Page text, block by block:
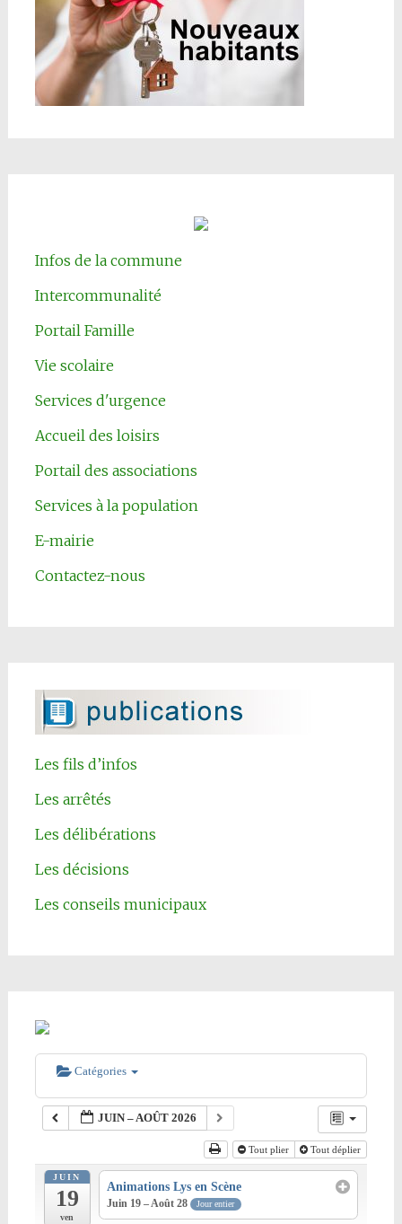
Infos de la commune
Intercommunalité
Portail Famille
Vie scolaire
Services d'urgence
Accueil des loisirs
Portail des associations
Services à la population
E-mairie
Contactez-nous
Les fils d’infos
Les arrêtés
Les délibérations
Les décisions
Les conseils municipaux
Catégories
JUIN – AOÛT 2026
Tout plier Tout déplier
JUIN
19
ven
Animations Lys en Scène
Juin 19 – Août 28 Jour entier